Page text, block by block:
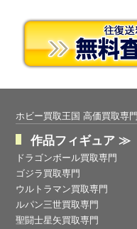
ホビー買取王国 高価買取専
作品フィギュア ≫
ドラゴンボール買取専門
ゴジラ買取専門
ウルトラマン買取専門
ルパン三世買取専門
聖闘士星矢買取専門